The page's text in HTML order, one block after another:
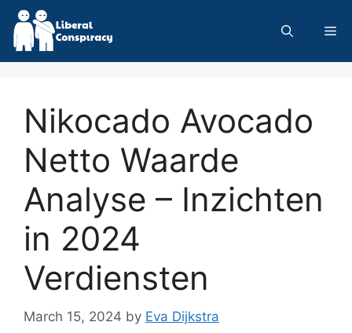
Skip
content
Nikocado Avocado
Netto Waarde
Analyse – Inzichten
in 2024
Verdiensten
March 15, 2024 by Eva Dijkstra